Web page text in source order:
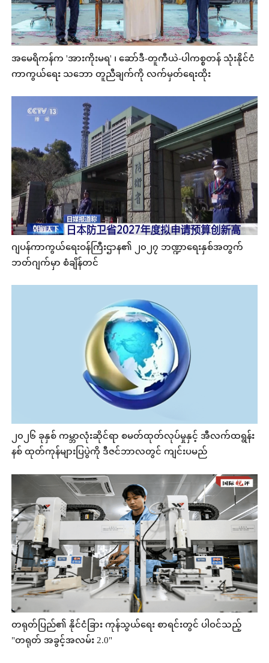
အမေရိကန်က 'အားကိုးမရ' ၊ ဆော်ဒီ-တူကီယဲ-ပါကစ္စတန် သုံးနိုင်ငံ
ကာကွယ်ရေး သဘော တူညီချက်ကို လက်မှတ်ရေးထိုး
ဂျပန်ကာကွယ်ရေးဝန်ကြီးဌာန၏ ၂၀၂၇ ဘဏ္ဍာရေးနှစ်အတွက်
ဘတ်ဂျက်မှာ စံချိန်တင်
၂၀၂၆ ခုနှစ် ကမ္ဘာလုံးဆိုင်ရာ စမတ်ထုတ်လုပ်မှုနှင့် အီလက်ထရွန်း
နစ် ထုတ်ကုန်များပြပွဲကို ဒီဇင်ဘာလတွင် ကျင်းပမည်
တရုတ်ပြည်၏ နိုင်ငံခြား ကုန်သွယ်ရေး စာရင်းတွင် ပါဝင်သည့်
"တရုတ် အခွင့်အလမ်း 2.0"